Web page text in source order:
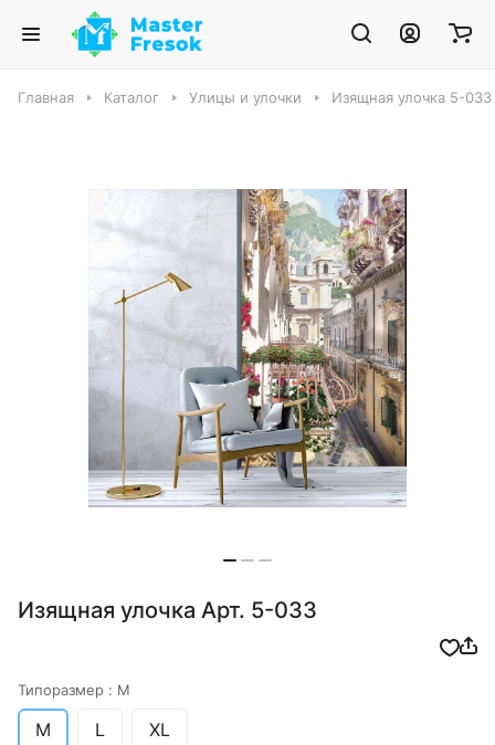
Главная Каталог Улицы и улочки Изящная улочка 5-033
Изящная улочка Арт. 5-033
Типоразмер : M
M L XL